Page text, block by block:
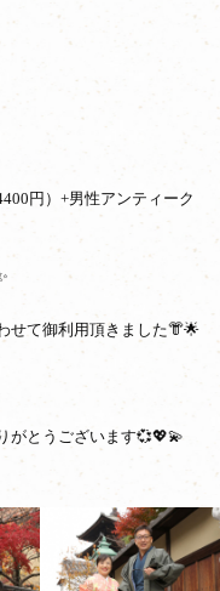
円）+男性アンティーク
せて御利用頂きました👘🌟
がとうございます💞💖💫